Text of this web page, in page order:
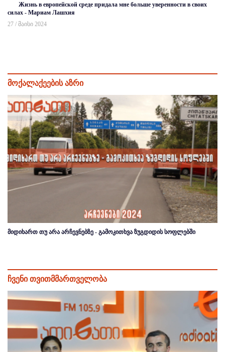
Жизнь в европейской среде придала мне больше уверенности в своих
силах - Мариам Лашхия
27 / მაისი 2024
მოქალაქეების აზრი
მიდიხართ თუ არა არჩევნებზე - გამოკითხვა ზუგდიდის სოფლებში
ჩვენი თვითმმართველობა